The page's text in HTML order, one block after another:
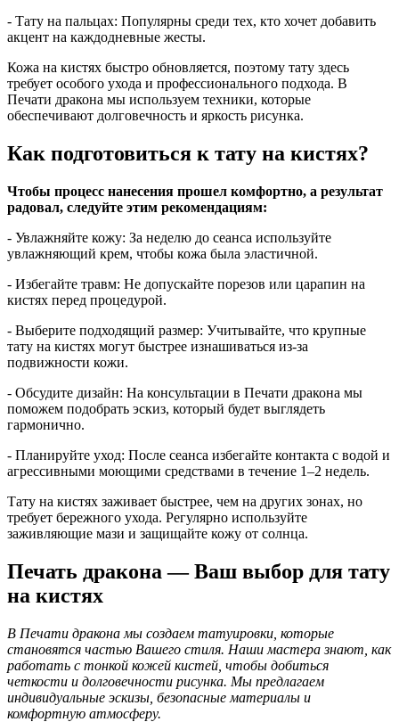
- Тату на пальцах: Популярны среди тех, кто хочет добавить
акцент на каждодневные жесты.
Кожа на кистях быстро обновляется, поэтому тату здесь
требует особого ухода и профессионального подхода. В
Печати дракона мы используем техники, которые
обеспечивают долговечность и яркость рисунка.
Как подготовиться к тату на кистях?
Чтобы процесс нанесения прошел комфортно, а результат
радовал, следуйте этим рекомендациям:
- Увлажняйте кожу: За неделю до сеанса используйте
увлажняющий крем, чтобы кожа была эластичной.
- Избегайте травм: Не допускайте порезов или царапин на
кистях перед процедурой.
- Выберите подходящий размер: Учитывайте, что крупные
тату на кистях могут быстрее изнашиваться из-за
подвижности кожи.
- Обсудите дизайн: На консультации в Печати дракона мы
поможем подобрать эскиз, который будет выглядеть
гармонично.
- Планируйте уход: После сеанса избегайте контакта с водой и
агрессивными моющими средствами в течение 1–2 недель.
Тату на кистях заживает быстрее, чем на других зонах, но
требует бережного ухода. Регулярно используйте
заживляющие мази и защищайте кожу от солнца.
Печать дракона — Ваш выбор для тату
на кистях
В Печати дракона мы создаем татуировки, которые
становятся частью Вашего стиля. Наши мастера знают, как
работать с тонкой кожей кистей, чтобы добиться
четкости и долговечности рисунка. Мы предлагаем
индивидуальные эскизы, безопасные материалы и
комфортную атмосферу.